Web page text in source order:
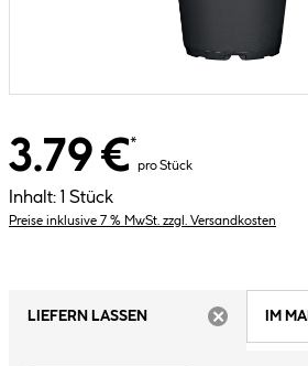
3.79 €*
pro Stück
Inhalt: 1 Stück
Preise inklusive 7 % MwSt. zzgl. Versandkosten
LIEFERN LASSEN
IM